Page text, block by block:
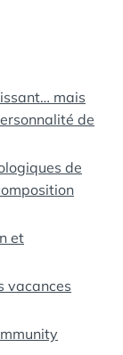
mais
de
de
et
vacances